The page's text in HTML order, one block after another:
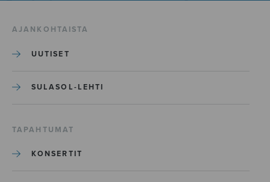
AJANKOHTAISTA
UUTISET
SULASOL-LEHTI
TAPAHTUMAT
KONSERTIT